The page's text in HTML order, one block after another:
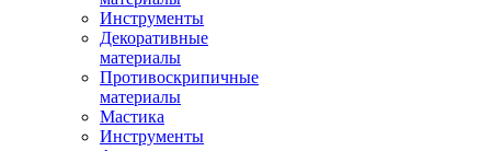
Инструменты
Декоративные
материалы
Противоскрипичные
материалы
Мастика
Инструменты